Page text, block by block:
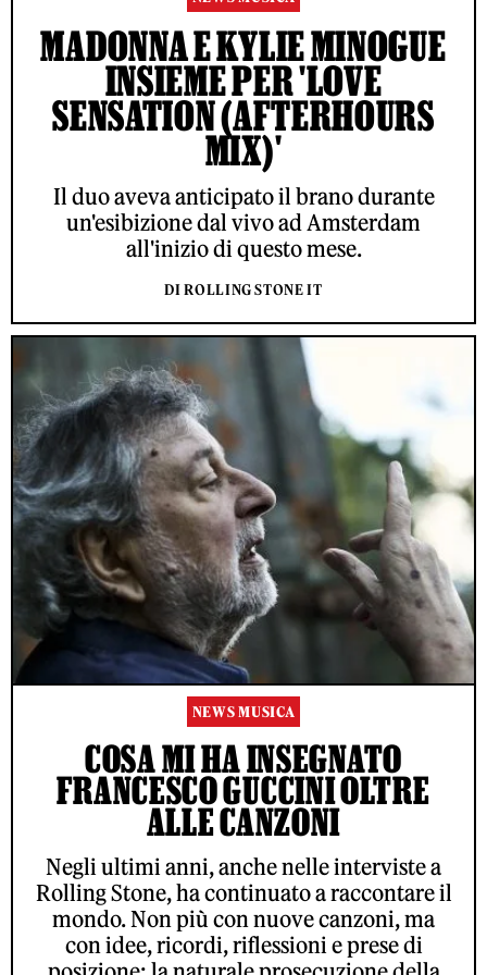
MADONNA E KYLIE MINOGUE
INSIEME PER 'LOVE
SENSATION (AFTERHOURS
MIX)'
Il duo aveva anticipato il brano durante
un'esibizione dal vivo ad Amsterdam
all'inizio di questo mese.
DI ROLLING STONE IT
NEWS MUSICA
COSA MI HA INSEGNATO
FRANCESCO GUCCINI OLTRE
ALLE CANZONI
Negli ultimi anni, anche nelle interviste a
Rolling Stone, ha continuato a raccontare il
mondo. Non più con nuove canzoni, ma
con idee, ricordi, riflessioni e prese di